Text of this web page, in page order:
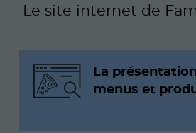
Le site internet de
La
menus et